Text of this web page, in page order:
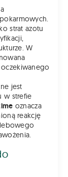
strat azotu
W
jest
w strefie
oznacza
reakcję